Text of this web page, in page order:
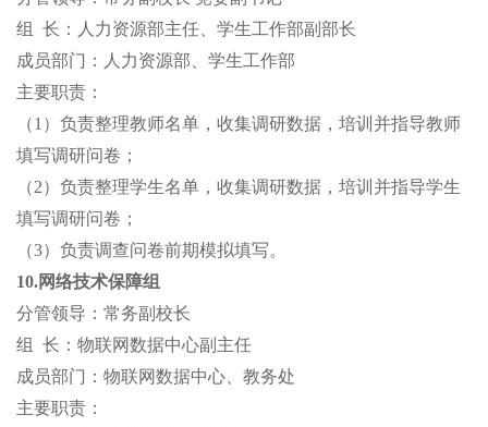
组 长：人力资源部主任、学生工作部副部长
成员部门：人力资源部、学生工作部
主要职责：
（1）负责整理教师名单，收集调研数据，培训并指导教师
填写调研问卷；
（2）负责整理学生名单，收集调研数据，培训并指导学生
填写调研问卷；
（3）负责调查问卷前期模拟填写。
10.网络技术保障组
分管领导：常务副校长
组 长：物联网数据中心副主任
成员部门：物联网数据中心、教务处
主要职责：